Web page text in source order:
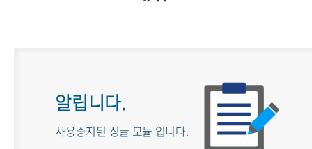
알립니다.
사용중지된 싱글 모듈 입니다.